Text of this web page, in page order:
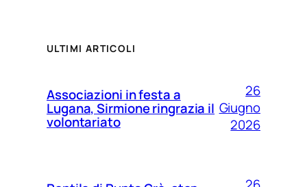
ULTIMI ARTICOLI
Associazioni in festa a
Lugana, Sirmione ringrazia il
volontariato
26
Giugno
2026